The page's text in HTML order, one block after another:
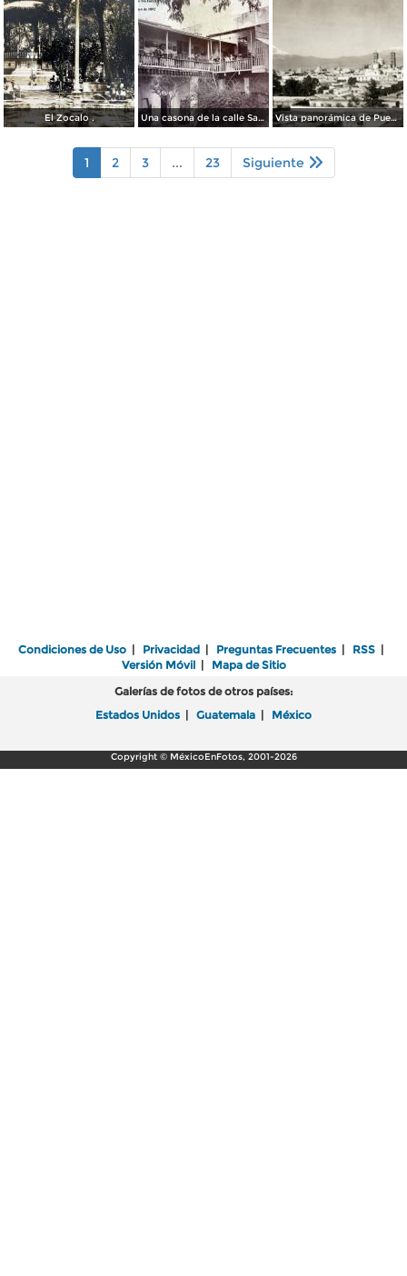
El Zocalo . Una casona de la calle Santa Ines # 5 ( Fechada el 5 de Mayo de 1892 ). Vista panorámica de Puebla, con volcanes Popocatépetl (izq.) e Iztaccíhuatl (der.)
1 2 3 ... 23 Siguiente
Condiciones de Uso | Privacidad | Preguntas Frecuentes | RSS |
Versión Móvil| Mapa de Sitio
Galerías de fotos de otros países:
Estados Unidos | Guatemala | México
Copyright © MéxicoEnFotos, 2001-2026